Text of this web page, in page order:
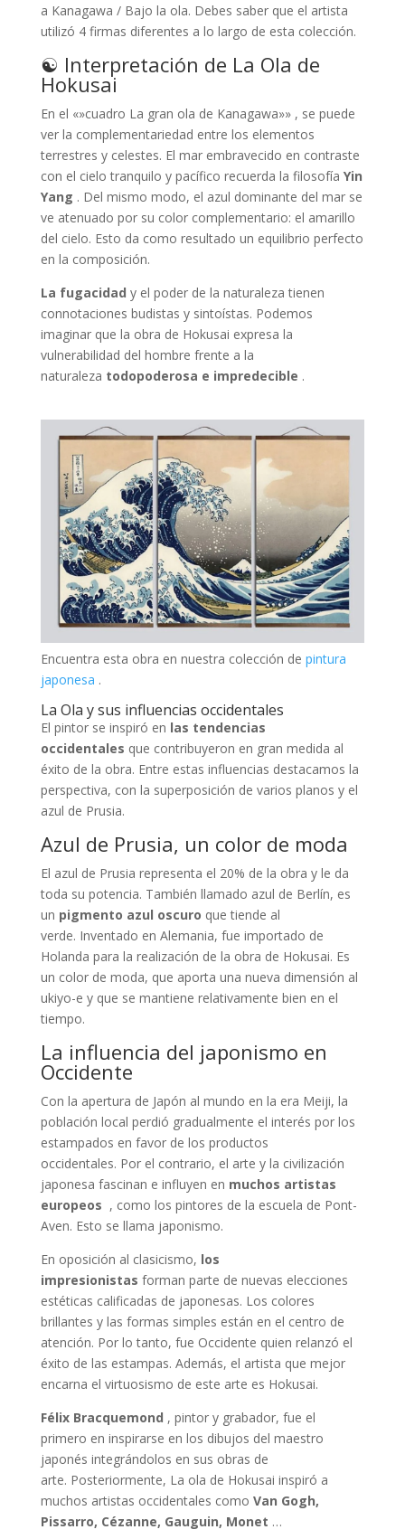
a Kanagawa / Bajo la ola. Debes saber que el artista
utilizó 4 firmas diferentes a lo largo de esta colección.
☯ Interpretación de La Ola de
Hokusai
En el «»cuadro La gran ola de Kanagawa»» , se puede
ver la complementariedad entre los elementos
terrestres y celestes. El mar embravecido en contraste
con el cielo tranquilo y pacífico recuerda la filosofía Yin
Yang . Del mismo modo, el azul dominante del mar se
ve atenuado por su color complementario: el amarillo
del cielo. Esto da como resultado un equilibrio perfecto
en la composición.
La fugacidad y el poder de la naturaleza tienen
connotaciones budistas y sintoístas. Podemos
imaginar que la obra de Hokusai expresa la
vulnerabilidad del hombre frente a la
naturaleza todopoderosa e impredecible .
Encuentra esta obra en nuestra colección de pintura
japonesa .
La Ola y sus influencias occidentales
El pintor se inspiró en las tendencias
occidentales que contribuyeron en gran medida al
éxito de la obra. Entre estas influencias destacamos la
perspectiva, con la superposición de varios planos y el
azul de Prusia.
Azul de Prusia, un color de moda
El azul de Prusia representa el 20% de la obra y le da
toda su potencia. También llamado azul de Berlín, es
un pigmento azul oscuro que tiende al
verde. Inventado en Alemania, fue importado de
Holanda para la realización de la obra de Hokusai. Es
un color de moda, que aporta una nueva dimensión al
ukiyo-e y que se mantiene relativamente bien en el
tiempo.
La influencia del japonismo en
Occidente
Con la apertura de Japón al mundo en la era Meiji, la
población local perdió gradualmente el interés por los
estampados en favor de los productos
occidentales. Por el contrario, el arte y la civilización
japonesa fascinan e influyen en muchos artistas
europeos , como los pintores de la escuela de Pont-
Aven. Esto se llama japonismo.
En oposición al clasicismo, los
impresionistas forman parte de nuevas elecciones
estéticas calificadas de japonesas. Los colores
brillantes y las formas simples están en el centro de
atención. Por lo tanto, fue Occidente quien relanzó el
éxito de las estampas. Además, el artista que mejor
encarna el virtuosismo de este arte es Hokusai.
Félix Bracquemond , pintor y grabador, fue el
primero en inspirarse en los dibujos del maestro
japonés integrándolos en sus obras de
arte. Posteriormente, La ola de Hokusai inspiró a
muchos artistas occidentales como Van Gogh,
Pissarro, Cézanne, Gauguin, Monet …